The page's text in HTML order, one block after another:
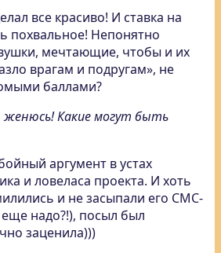
все красиво! И ставка на
похвальное! Непонятно
мечтающие, чтобы и их
врагам и подругам», не
баллами?
женюсь! Какие могут быть
аргумент в устах
и ловеласа проекта. И хоть
и не засыпали его СМС-
надо?!), посыл был
заценила)))